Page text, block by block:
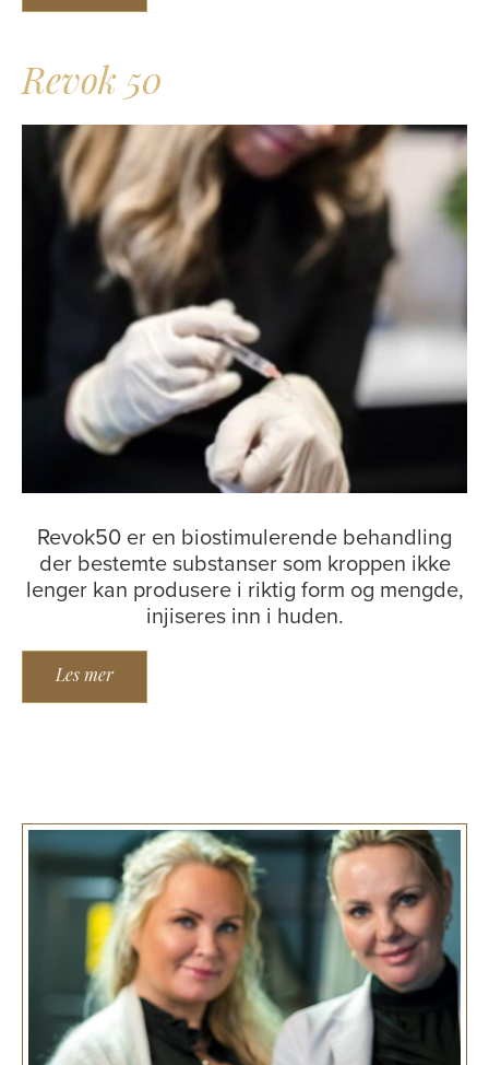
Revok 50
Revok50 er en biostimulerende behandling
der bestemte substanser som kroppen ikke
lenger kan produsere i riktig form og mengde,
injiseres inn i huden.
Les mer